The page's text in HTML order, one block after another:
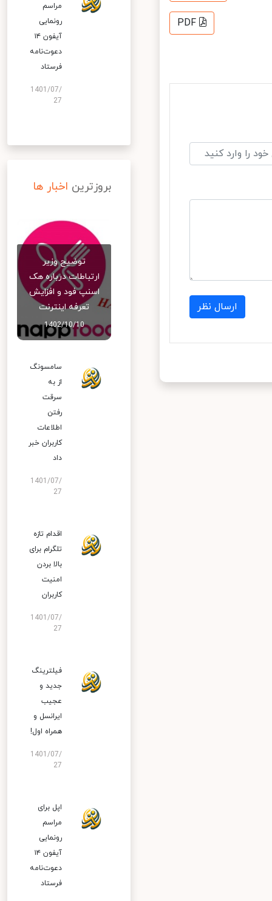
PDF
ارسال نظر
مراسم
رونمایی
آیفون ۱۴
دعوت‌نامه
فرستاد
1401/07/
27
بروزترین اخبار ها
توضیح وزیر
ارتباطات درباره هک
اسنپ‌ فود و افزایش
تعرفه اینترنت
1402/10/10
سامسونگ
از به
سرقت
رفتن
اطلاعات
کاربران خبر
داد
1401/07/
27
اقدام تازه
تلگرام برای
بالا بردن
امنیت
کاربران
1401/07/
27
فیلترینگ
جدید و
عجیب
ایرانسل و
همراه اول!
1401/07/
27
اپل برای
مراسم
رونمایی
آیفون ۱۴
دعوت‌نامه
فرستاد